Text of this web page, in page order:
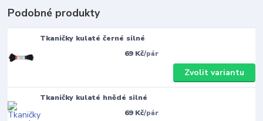
Podobné produkty
Tkaničky kulaté černé silné
69 Kč/pár
Zvolit variantu
Tkaničky kulaté hnědé silné
69 Kč/pár